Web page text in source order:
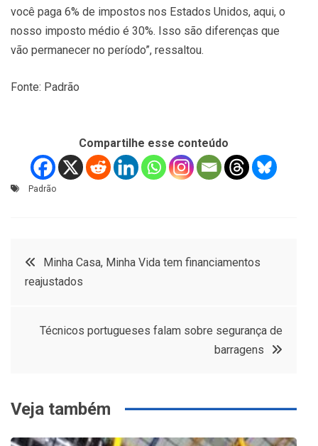
você paga 6% de impostos nos Estados Unidos, aqui, o
nosso imposto médio é 30%. Isso são diferenças que
vão permanecer no período”, ressaltou.
Fonte: Padrão
Compartilhe esse conteúdo
Padrão
Navegação
Post
Minha Casa, Minha Vida tem financiamentos
reajustados
Técnicos portugueses falam sobre segurança de
barragens
Veja também